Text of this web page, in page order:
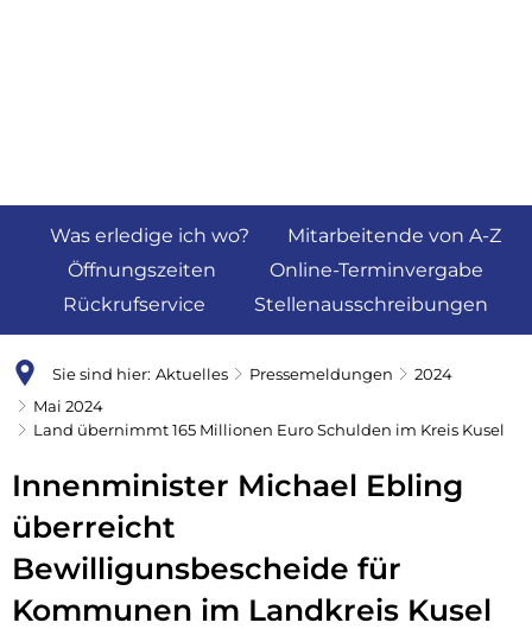
Was erledige ich wo?
Mitarbeitende von A-Z
Öffnungszeiten
Online-Terminvergabe
Rückrufservice
Stellenausschreibungen
Sie sind hier: Aktuelles Pressemeldungen
2024
Mai 2024
Land übernimmt 165 Millionen Euro Schulden im Kreis Kusel
Innenminister Michael Ebling
überreicht
Bewilligunsbescheide für
Kommunen im Landkreis Kusel